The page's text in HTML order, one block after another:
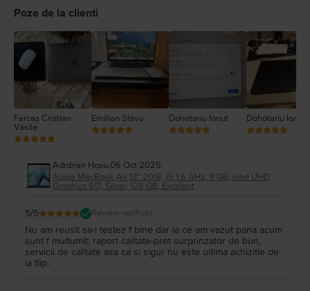
Poze de la clienti
Farcaș Cristian
Vasile
Emilian Slavu Dohotariu Ionut Dohotariu Ionut
Adrdrian Hosu,06 Oct 2025
Apple MacBook Air 13″ 2018, i5 1.6 GHz, 8 GB, Intel UHD
Graphics 617, Silver, 128 GB, Excelent
5/5 Review verificat
Nu am reusit sa-l testez f bine dar la ce am vazut pana acum
sunt f multumit; raport calitate-pret surprinzator de bun,
servicii de calitate asa ca si sigur nu este ultima achizitie de
la flip.